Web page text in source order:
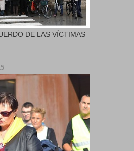
DE LAS VÍCTIMAS